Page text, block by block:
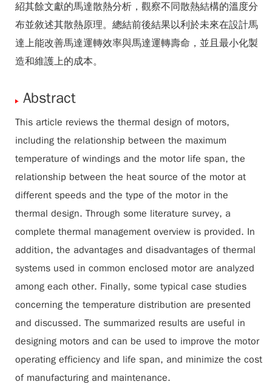
紹其餘文獻的馬達散熱分析，觀察不同散熱結構的溫度分
布並敘述其散熱原理。總結前後結果以利於未來在設計馬
達上能改善馬達運轉效率與馬達運轉壽命，並且最小化製
造和維護上的成本。
Abstract
This article reviews the thermal design of motors,
including the relationship between the maximum
temperature of windings and the motor life span, the
relationship between the heat source of the motor at
different speeds and the type of the motor in the
thermal design. Through some literature survey, a
complete thermal management overview is provided. In
addition, the advantages and disadvantages of thermal
systems used in common enclosed motor are analyzed
among each other. Finally, some typical case studies
concerning the temperature distribution are presented
and discussed. The summarized results are useful in
designing motors and can be used to improve the motor
operating efficiency and life span, and minimize the cost
of manufacturing and maintenance.